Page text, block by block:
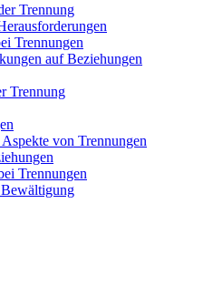
Trennung
Trennungen
auf Beziehungen
Trennung
von Trennungen
Trennungen